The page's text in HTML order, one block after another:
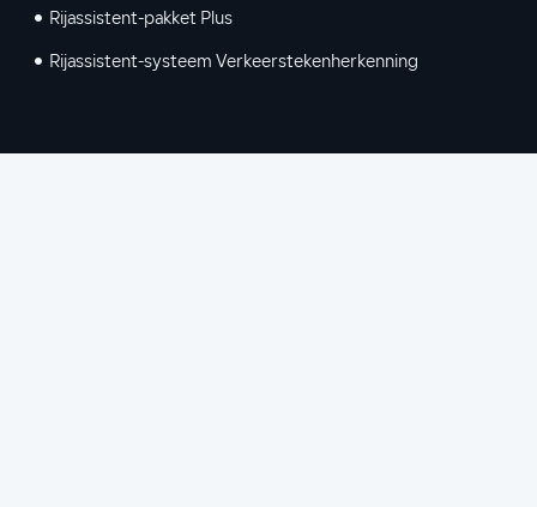
Rijassistent-pakket Plus
Rijassistent-systeem Verkeerstekenherkenning